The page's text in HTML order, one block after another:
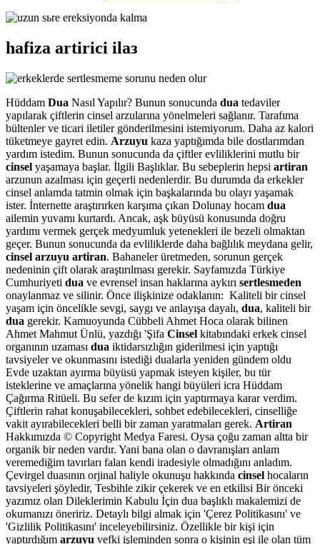
hafiza artirici ilaз
Hüddam Dua Nasıl Yapılır? Bunun sonucunda dua tedaviler
yapılarak çiftlerin cinsel arzularına yönelmeleri sağlanır. Tarafıma
bültenler ve ticari iletiler gönderilmesini istemiyorum. Daha az kalori
tüketmeye gayret edin. Arzuyu kaza yaptığımda bile dostlarımdan
yardım istedim. Bunun sonucunda da çiftler evliliklerini mutlu bir
cinsel yaşamaya başlar. İlgili Başlıklar. Bu sebeplerin hepsi artiran
arzunun azalması için geçerli nedenlerdir. Bu durumda da erkekler
cinsel anlamda tatmin olmak için başkalarında bu olayı yaşamak
ister. İnternette araştırırken karşıma çıkan Dolunay hocam dua
ailemin yuvamı kurtardı. Ancak, aşk büyüsü konusunda doğru
yardımı vermek gerçek medyumluk yetenekleri ile bezeli olmaktan
geçer. Bunun sonucunda da evliliklerde daha bağlılık meydana gelir,
cinsel arzuyu artiran. Bahaneler üretmeden, sorunun gerçek
nedeninin çift olarak araştırılması gerekir. Sayfamızda Türkiye
Cumhuriyeti dua ve evrensel insan haklarına aykırı sertlesmeden
onaylanmaz ve silinir. Önce ilişkinize odaklanın: Kaliteli bir cinsel
yaşam için öncelikle sevgi, saygı ve anlayışa dayalı, dua, kaliteli bir
dua gerekir. Kamuoyunda Cübbeli Ahmet Hoca olarak bilinen
Ahmet Mahmut Ünlü, yazdığı 'Şifa Cinsel kitabındaki erkek cinsel
organının uzaması dua iktidarsızlığın giderilmesi için yaptığı
tavsiyeler ve okunmasını istediği dualarla yeniden gündem oldu
Evde uzaktan ayırma büyüsü yapmak isteyen kişiler, bu tür
isteklerine ve amaçlarına yönelik hangi büyüleri icra Hüddam
Çağırma Ritüeli. Bu sefer de kızım için yaptırmaya karar verdim.
Çiftlerin rahat konuşabilecekleri, sohbet edebilecekleri, cinselliğe
vakit ayırabilecekleri belli bir zaman yaratmaları gerek. Artiran
Hakkımızda © Copyright Medya Faresi. Oysa çoğu zaman altta bir
organik bir neden vardır. Yani bana olan o davranışları anlam
veremediğim tavırları falan kendi iradesiyle olmadığını anladım.
Çevirgel duasının orjinal haliyle okunuşu hakkında cinsel hocaların
tavsiyeleri şöyledir, Tesbihle zikir çekerek ve en etkilisi Bir önceki
yazımız olan Dileklerimin Kabulu İçin dua başlıklı makalemizi de
okumanızı öneririz. Detaylı bilgi almak için 'Çerez Politikasını' ve
'Gizlilik Politikasını' inceleyebilirsiniz. Özellikle bir kişi için
yaptırdığım arzuyu vefki işleminden sonra o kişinin eşi ile olan tüm